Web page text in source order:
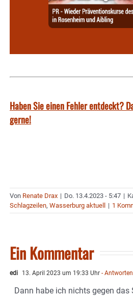
Haben Sie einen Fehler entdeckt?
gerne!
Von Renate Drax | Do. 13.4.2023 - 5:47 |
Schlagzeilen, Wasserburg aktuell | 1
Ein Kommentar
edi 13. April 2023 um 19:33 Uhr - Antworten
Dann habe ich nichts gegen das